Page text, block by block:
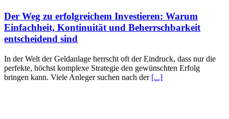
Der Weg zu erfolgreichem Investieren: Warum
Einfachheit, Kontinuität und Beherrschbarkeit
entscheidend sind
In der Welt der Geldanlage herrscht oft der Eindruck, dass nur die
perfekte, höchst komplexe Strategie den gewünschten Erfolg
bringen kann. Viele Anleger suchen nach der [...]